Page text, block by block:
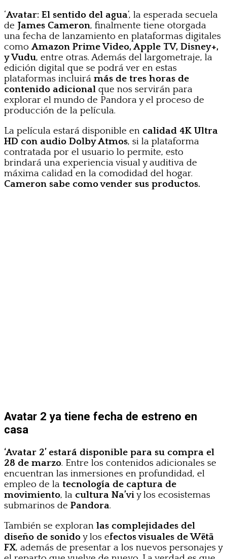
‘Avatar: El sentido del agua‘, la esperada secuela
de James Cameron, finalmente tiene otorgada
una fecha de lanzamiento en plataformas digitales
como Amazon Prime Video, Apple TV, Disney+,
y Vudu, entre otras. Además del largometraje, la
edición digital que se podrá ver en estas
plataformas incluirá más de tres horas de
contenido adicional que nos servirán para
explorar el mundo de Pandora y el proceso de
producción de la película.
La película estará disponible en calidad 4K Ultra
HD con audio Dolby Atmos, si la plataforma
contratada por el usuario lo permite, esto
brindará una experiencia visual y auditiva de
máxima calidad en la comodidad del hogar.
Cameron sabe como vender sus productos.
Avatar 2 ya tiene fecha de estreno en
casa
‘Avatar 2’ estará disponible para su compra el
28 de marzo. Entre los contenidos adicionales se
encuentran las inmersiones en profundidad, el
empleo de la tecnología de captura de
movimiento, la cultura Na’viy los ecosistemas
submarinos de Pandora.
También se exploran las complejidades del
diseño de sonidoy los efectos visuales de Wētā
FX, además de presentar a los nuevos personajes y